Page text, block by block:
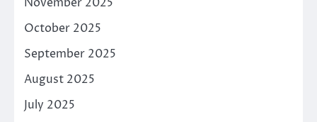
October 2025
September 2025
August 2025
July 2025